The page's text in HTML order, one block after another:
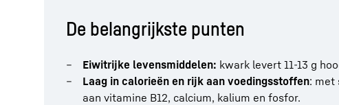
De belangrijkste punten
Eiwitrijke levensmiddelen: kwark levert 11-13 g
Laag in calorieën en rijk aan voedingsstoffen: met
aan vitamine B12, calcium, kalium en fosfor.